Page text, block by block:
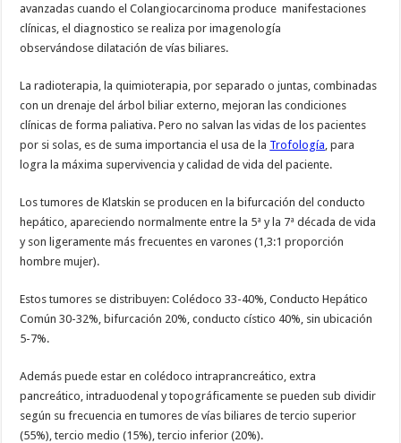
avanzadas cuando el Colangiocarcinoma produce manifestaciones
clínicas, el diagnostico se realiza por imagenología
observándose dilatación de vías biliares.
La radioterapia, la quimioterapia, por separado o juntas, combinadas
con un drenaje del árbol biliar externo, mejoran las condiciones
clínicas de forma paliativa. Pero no salvan las vidas de los pacientes
por si solas, es de suma importancia el usa de la Trofología , para
logra la máxima supervivencia y calidad de vida del paciente.
Los tumores de Klatskin se producen en la bifurcación del conducto
hepático, apareciendo normalmente entre la 5ª y la 7ª década de vida
y son ligeramente más frecuentes en varones (1,3:1 proporción
hombre mujer).
Estos tumores se distribuyen: Colédoco 33-40%, Conducto Hepático
Común 30-32%, bifurcación 20%, conducto cístico 40%, sin ubicación
5-7%.
Además puede estar en colédoco intraprancreático, extra
pancreático, intraduodenal y topográficamente se pueden sub dividir
según su frecuencia en tumores de vías biliares de tercio superior
(55%), tercio medio (15%), tercio inferior (20%).